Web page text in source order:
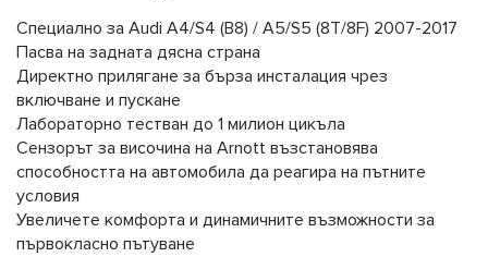
Специално за Audi A4/S4 (B8) / A5/S5 (8T/8F) 2007-2017
Пасва на задната дясна страна
Директно прилягане за бърза инсталация чрез
включване и пускане
Лабораторно тестван до 1 милион цикъла
Сензорът за височина на Arnott възстановява
способността на автомобила да реагира на пътните
условия
Увеличете комфорта и динамичните възможности за
първокласно пътуване